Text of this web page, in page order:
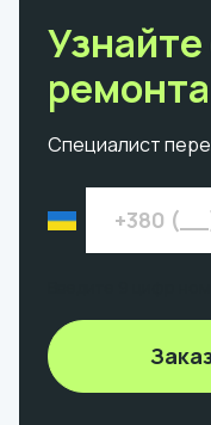
Специалист